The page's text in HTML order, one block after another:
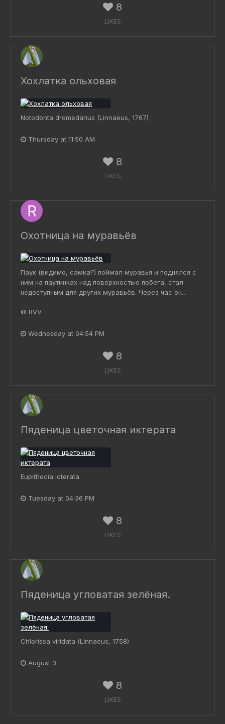
8
LIKES
Хохлатка ольховая
Notodonta dromedarius (Linnaeus, 1767)
Thursday at 11:50 AM
8
LIKES
Охотница на муравьёв
Паук (видимо, самка?) поймал муравья и поднялся с
ним на паутинках над поверхностью побега, стал
недоступным для других муравьёв. Через час он...
© RVV
Wednesday at 04:54 PM
8
LIKES
Пяденица цветочная иктерата
Eupithecia icterata
Tuesday at 04:36 PM
8
LIKES
Пяденица угловатая зелёная.
Chlorissa viridata (Linnaeus, 1758)
August 3
8
LIKES